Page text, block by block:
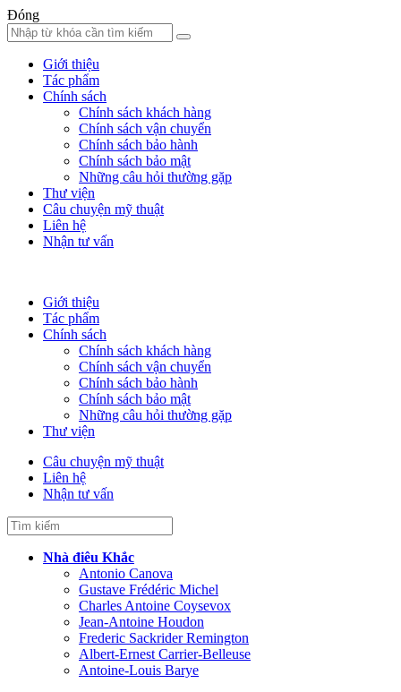
Đóng
Giới thiệu
Tác phẩm
Chính sách
Chính sách khách hàng
Chính sách vận chuyển
Chính sách bảo hành
Chính sách bảo mật
Những câu hỏi thường gặp
Thư viện
Câu chuyện mỹ thuật
Liên hệ
Nhận tư vấn
Giới thiệu
Tác phẩm
Chính sách
Chính sách khách hàng
Chính sách vận chuyển
Chính sách bảo hành
Chính sách bảo mật
Những câu hỏi thường gặp
Thư viện
Câu chuyện mỹ thuật
Liên hệ
Nhận tư vấn
Nhà điêu Khắc
Antonio Canova
Gustave Frédéric Michel
Charles Antoine Coysevox
Jean-Antoine Houdon
Frederic Sackrider Remington
Albert-Ernest Carrier-Belleuse
Antoine-Louis Barye